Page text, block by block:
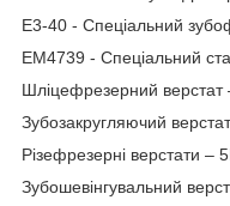
Е3-40 - Спеціальний
ЕМ4739 - Спеціальний
Шліцефрезерний
Зубозакругляючий
Різефрезерні верстати –
Зубошевiнгувальний